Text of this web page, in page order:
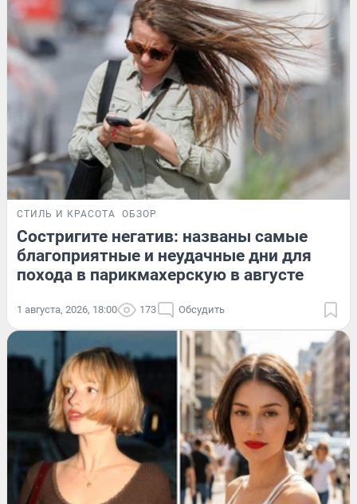
СТИЛЬ И КРАСОТА ОБЗОР
Состригите негатив: названы самые
благоприятные и неудачные дни для
похода в парикмахерскую в августе
1 августа, 2026, 18:00 173 Обсудить